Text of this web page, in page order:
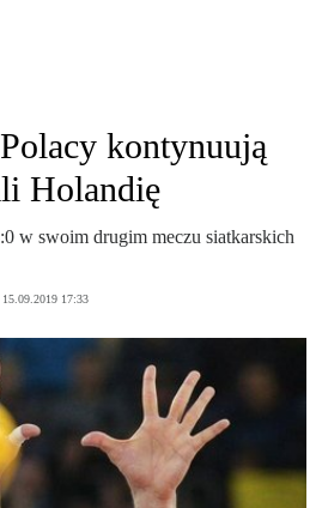
kontynuują
Holandię
w swoim drugim meczu siatkarskich
15.09.2019 17:33